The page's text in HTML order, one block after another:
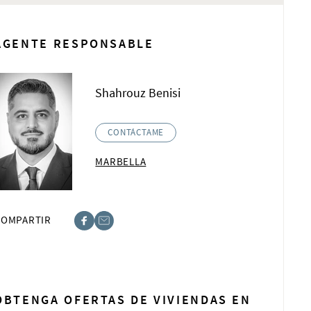
RESPONSABLE
Shahrouz Benisi
CONTÁCTAME
MARBELLA
OFERTAS DE VIVIENDAS EN